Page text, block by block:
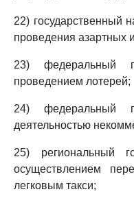
22) государственный
проведения азартных
23) федеральный
проведением лотерей;
24) федеральный
деятельностью
25) региональный
осуществлением
легковым такси;